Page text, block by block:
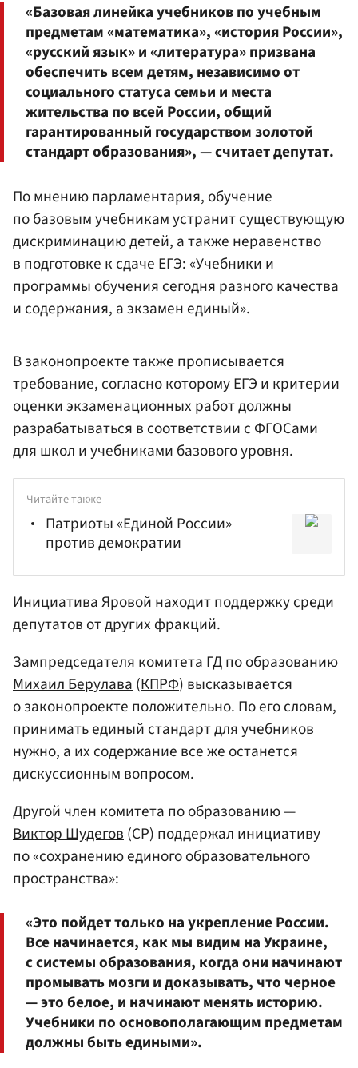
«Базовая линейка учебников по учебным
предметам «математика», «история России»,
«русский язык» и «литература» призвана
обеспечить всем детям, независимо от
социального статуса семьи и места
жительства по всей России, общий
гарантированный государством золотой
стандарт образования», — считает депутат.
По мнению парламентария, обучение
по базовым учебникам устранит существующую
дискриминацию детей, а также неравенство
в подготовке к сдаче ЕГЭ: «Учебники и
программы обучения сегодня разного качества
и содержания, а экзамен единый».
В законопроекте также прописывается
требование, согласно которому ЕГЭ и критерии
оценки экзаменационных работ должны
разрабатываться в соответствии с ФГОСами
для школ и учебниками базового уровня.
Читайте также
Патриоты «Единой России»
против демократии
Инициатива Яровой находит поддержку среди
депутатов от других фракций.
Зампредседателя комитета ГД по образованию
Михаил Берулава(КПРФ) высказывается
о законопроекте положительно. По его словам,
принимать единый стандарт для учебников
нужно, а их содержание все же останется
дискуссионным вопросом.
Другой член комитета по образованию —
Виктор Шудегов(СР) поддержал инициативу
по «сохранению единого образовательного
пространства»:
«Это пойдет только на укрепление России.
Все начинается, как мы видим на Украине,
с системы образования, когда они начинают
промывать мозги и доказывать, что черное
— это белое, и начинают менять историю.
Учебники по основополагающим предметам
должны быть едиными».